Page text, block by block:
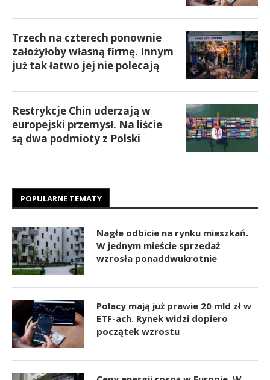
Trzech na czterech ponownie
założyłoby własną firmę. Innym
już tak łatwo jej nie polecają
Restrykcje Chin uderzają w
europejski przemysł. Na liście
są dwa podmioty z Polski
POPULARNE TEMATY
Nagłe odbicie na rynku mieszkań.
W jednym mieście sprzedaż
wzrosła ponaddwukrotnie
Polacy mają już prawie 20 mld zł w
ETF-ach. Rynek widzi dopiero
początek wzrostu